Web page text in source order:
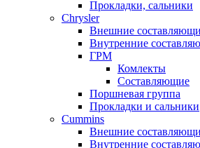
Прокладки, сальники
Chrysler
Внешние
Внутренние
ГРМ
Комлекты
Составляющие
Поршневая группа
Прокладки и сальники
Cummins
Внешние
Внутренние